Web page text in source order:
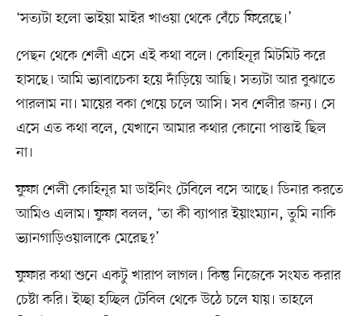
‘সত্যটা হলো ভাইয়া মাইর খাওয়া থেকে বেঁচে ফিরেছে।’
পেছন থেকে শেলী এসে এই কথা বলে। কোহিনূর মিটমিট করে
হাসছে। আমি ভ্যাবাচেকা হয়ে দাঁড়িয়ে আছি। সত্যটা আর বুঝাতে
পারলাম না। মায়ের বকা খেয়ে চলে আসি। সব শেলীর জন্য। সে
এসে এত কথা বলে, যেখানে আমার কথার কোনো পাত্তাই ছিল
না।
ফুফা শেলী কোহিনূর মা ডাইনিং টেবিলে বসে আছে। ডিনার করতে
আমিও এলাম। ফুফা বলল, ‘তা কী ব্যাপার ইয়াংম্যান, তুমি নাকি
ভ্যানগাড়িওয়ালাকে মেরেছ?’
ফুফার কথা শুনে একটু খারাপ লাগল। কিন্তু নিজেকে সংযত করার
চেষ্টা করি। ইচ্ছা হচ্ছিল টেবিল থেকে উঠে চলে যায়। তাহলে